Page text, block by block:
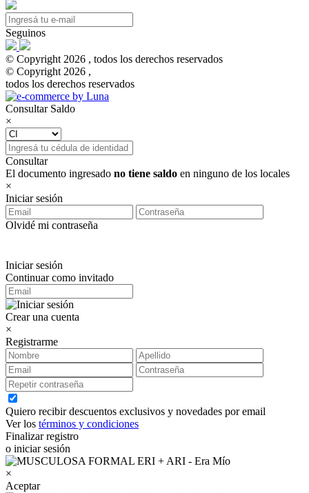
Seguinos
© Copyright 2026 , todos los derechos reservados
© Copyright 2026 ,
todos los derechos reservados
Consultar Saldo
×
Consultar
El documento ingresado no tiene saldo en ninguno de los locales
×
Iniciar sesión
Olvidé mi contraseña
Iniciar sesión
Continuar como invitado
Crear una cuenta
×
Registrarme
Quiero recibir descuentos exclusivos y novedades por email
Ver los términos y condiciones
Finalizar registro
o iniciar sesión
×
Aceptar